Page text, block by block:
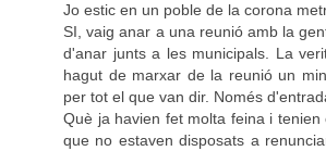
Jo estic en un poble de la corona
SI, vaig anar a una reunió amb la
d'anar junts a les municipals. La
hagut de marxar de la reunió un
per tot el que van dir. Només
Què ja havien fet molta feina i
que no estaven disposats a